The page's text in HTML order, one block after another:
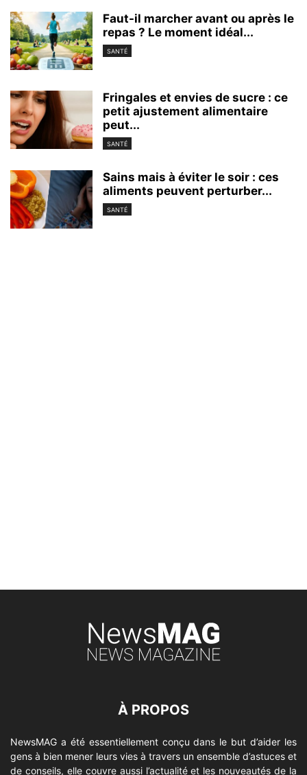
Faut-il marcher avant ou après le
repas ? Le moment idéal...
SANTÉ
Fringales et envies de sucre : ce
petit ajustement alimentaire
peut...
SANTÉ
Sains mais à éviter le soir : ces
aliments peuvent perturber...
SANTÉ
À PROPOS
NewsMAG a été essentiellement conçu dans le but d’aider les
gens à bien mener leurs vies à travers un ensemble d’astuces et
de conseils, elle couvre aussi l’actualité et les nouveautés de la